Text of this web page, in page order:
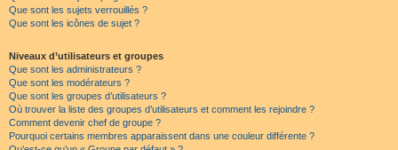
Que sont les sujets verrouillés ?
Que sont les icônes de sujet ?
Niveaux d’utilisateurs et groupes
Que sont les administrateurs ?
Que sont les modérateurs ?
Que sont les groupes d’utilisateurs ?
Où trouver la liste des groupes d’utilisateurs et comment les rejoindre ?
Comment devenir chef de groupe ?
Pourquoi certains membres apparaissent dans une couleur différente ?